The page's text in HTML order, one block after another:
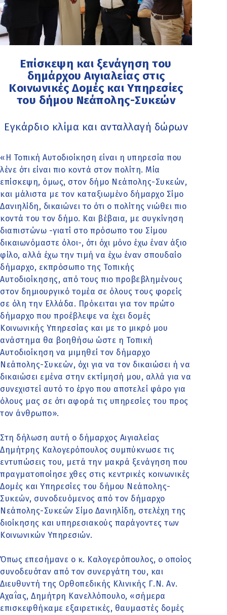
Επίσκεψη και ξενάγηση του
δημάρχου Αιγιαλείας στις
Κοινωνικές Δομές και Υπηρεσίες
του δήμου Νεάπολης-Συκεών
Eγκάρδιο κλίμα και ανταλλαγή δώρων
«Η Τοπική Αυτοδιοίκηση είναι η υπηρεσία που
λένε ότι είναι πιο κοντά στον πολίτη. Μία
επίσκεψη, όμως, στον δήμο Νεάπολης-Συκεών,
και μάλιστα με τον καταξιωμένο δήμαρχο Σίμο
Δανιηλίδη, δικαιώνει το ότι ο πολίτης νιώθει πιο
κοντά του τον δήμο. Και βέβαια, με συγκίνηση
διαπιστώνω -γιατί στο πρόσωπο του Σίμου
δικαιωνόμαστε όλοι-, ότι όχι μόνο έχω έναν άξιο
φίλο, αλλά έχω την τιμή να έχω έναν σπουδαίο
δήμαρχο, εκπρόσωπο της Τοπικής
Αυτοδιοίκησης, από τους πιο προβεβλημένους
στον δημιουργικό τομέα σε όλους τους φορείς
σε όλη την Ελλάδα. Πρόκειται για τον πρώτο
δήμαρχο που προέβλεψε να έχει δομές
Κοινωνικής Υπηρεσίας και με το μικρό μου
ανάστημα θα βοηθήσω ώστε η Τοπική
Αυτοδιοίκηση να μιμηθεί τον δήμαρχο
Νεάπολης-Συκεών, όχι για να τον δικαιώσει ή να
δικαιώσει εμένα στην εκτίμησή μου, αλλά για να
συνεχιστεί αυτό το έργο που αποτελεί φάρο για
όλους μας σε ότι αφορά τις υπηρεσίες του προς
τον άνθρωπο».
Στη δήλωση αυτή ο δήμαρχος Αιγιαλείας
Δημήτρης Καλογερόπουλος συμπύκνωσε τις
εντυπώσεις του, μετά την μακρά ξενάγηση που
πραγματοποίησε χθες στις κεντρικές κοινωνικές
Δομές και Υπηρεσίες του δήμου Νεάπολης-
Συκεών, συνοδευόμενος από τον δήμαρχο
Νεάπολης-Συκεών Σίμο Δανιηλίδη, στελέχη της
διοίκησης και υπηρεσιακούς παράγοντες των
Κοινωνικών Υπηρεσιών.
Όπως επεσήμανε ο κ. Καλογερόπουλος, ο οποίος
συνοδευόταν από τον συνεργάτη του, και
Διευθυντή της Ορθοπεδικής Κλινικής Γ.Ν. Αν.
Αχαΐας, Δημήτρη Κανελλόπουλο, «σήμερα
επισκεφθήκαμε εξαιρετικές, θαυμαστές δομές